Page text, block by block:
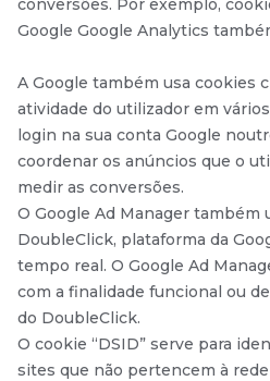
conversões. Por exemplo,
Google Google Analytics
A Google também usa cookies
atividade do utilizador em
login na sua conta Google
coordenar os anúncios que o
medir as conversões.
O Google Ad Manager também
DoubleClick, plataforma da
tempo real. O Google Ad
com a finalidade funcional ou
do DoubleClick.
O cookie “DSID” serve para
sites que não pertencem à